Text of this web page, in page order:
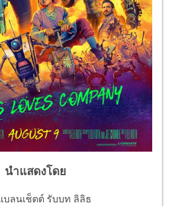
นำแสดงโดย
บลนเช็ตต์ รับบท ลิลิธ